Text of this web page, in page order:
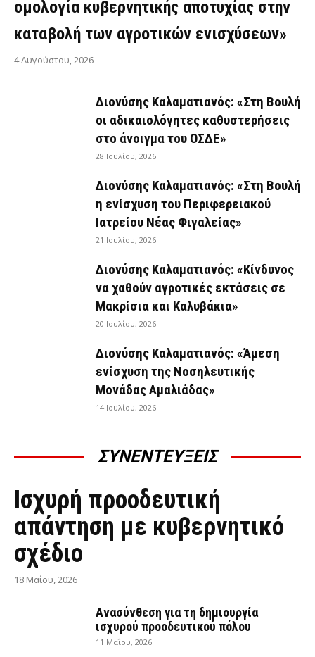
ομολογία κυβερνητικής αποτυχίας στην
καταβολή των αγροτικών ενισχύσεων»
4 Αυγούστου, 2026
Διονύσης Καλαματιανός: «Στη Βουλή
οι αδικαιολόγητες καθυστερήσεις
στο άνοιγμα του ΟΣΔΕ»
28 Ιουλίου, 2026
Διονύσης Καλαματιανός: «Στη Βουλή
η ενίσχυση του Περιφερειακού
Ιατρείου Νέας Φιγαλείας»
21 Ιουλίου, 2026
Διονύσης Καλαματιανός: «Κίνδυνος
να χαθούν αγροτικές εκτάσεις σε
Μακρίσια και Καλυβάκια»
20 Ιουλίου, 2026
Διονύσης Καλαματιανός: «Άμεση
ενίσχυση της Νοσηλευτικής
Μονάδας Αμαλιάδας»
14 Ιουλίου, 2026
ΣΥΝΕΝΤΕΥΞΕΙΣ
ΣΥΝΕΝΤΕΎΞΕΙΣ
Ισχυρή προοδευτική
απάντηση με κυβερνητικό
σχέδιο
18 Μαΐου, 2026
Ανασύνθεση για τη δημιουργία
ισχυρού προοδευτικού πόλου
11 Μαΐου, 2026